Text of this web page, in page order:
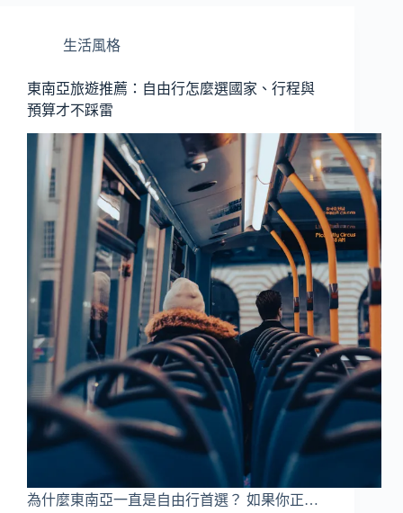
生活風格
東南亞旅遊推薦：自由行怎麼選國家、行程與
預算才不踩雷
為什麼東南亞一直是自由行首選？ 如果你正…